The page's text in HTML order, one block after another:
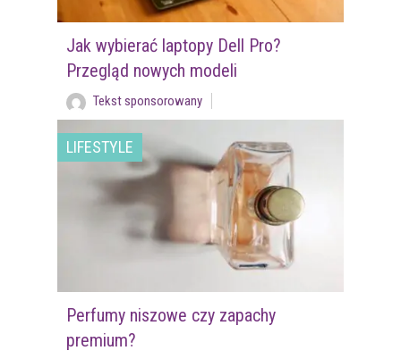
Jak wybierać laptopy Dell Pro?
Przegląd nowych modeli
Tekst sponsorowany
LIFESTYLE
Perfumy niszowe czy zapachy
premium?